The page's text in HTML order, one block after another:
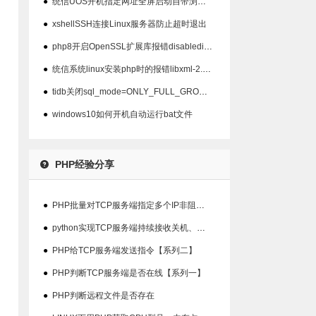
● xshellSSH连接Linux服务器防止超时退出
● php8开启OpenSSL扩展库报错disabledinstallext
● 统信系统linux安装php时的报错libxml-2.0>=2.7.6
● tidb关闭sql_mode=ONLY_FULL_GROUP_BY模式
● windows10如何开机自动运行bat文件
PHP经验分享
● PHP批量对TCP服务端指定多个IP非阻塞检查在线状态
● python实现TCP服务端持续接收关机、重启指令并输出结果【系列三】
● PHP给TCP服务端发送指令【系列二】
● PHP判断TCP服务端是否在线【系列一】
● PHP判断远程文件是否存在